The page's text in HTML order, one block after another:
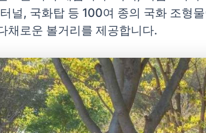
널, 국화탑 등 100여 종의 국화 조형
채로운 볼거리를 제공합니다.